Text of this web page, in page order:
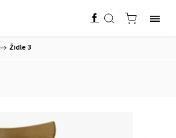
/ Židle 3